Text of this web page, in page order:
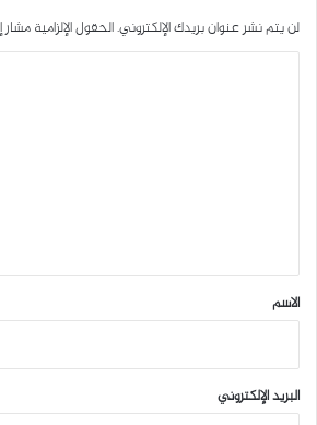
لن يتم نشر عنوان بريدك الإلكتروني.الحقول الإلزامية مشار
*
الاسم
البريد الإلكتروني